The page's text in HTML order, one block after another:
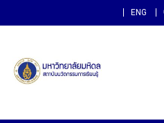
ENG
สถาบันนวัตกร